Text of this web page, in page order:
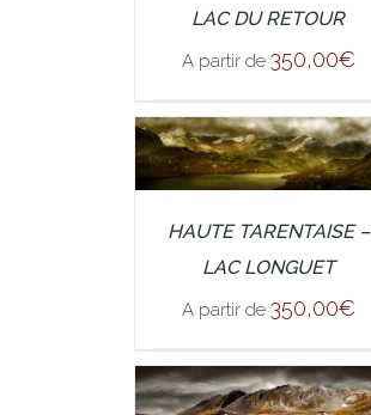
LAC DU RETOUR
A partir de 350,00€
SELECT OPTIONS /
HAUTE TARENTAISE –
LAC LONGUET
A partir de 350,00€